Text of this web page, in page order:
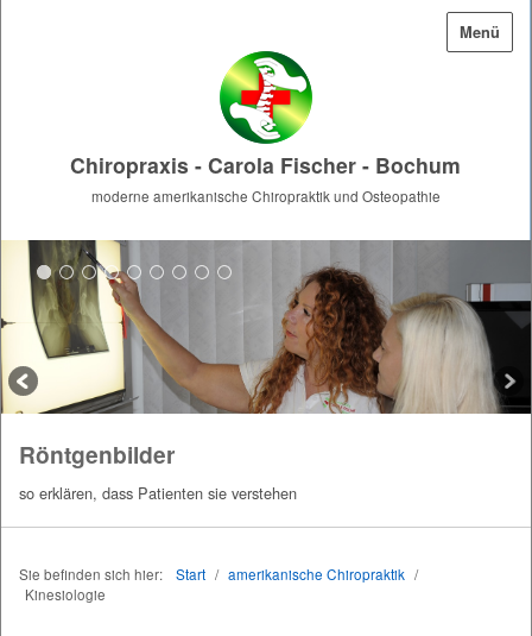
Menü
Chiropraxis - Carola Fischer - Bochum
moderne amerikanische Chiropraktik und Osteopathie
Röntgenbilder
so erklären, dass Patienten sie verstehen
Sie befinden sich hier: Start / amerikanische Chiropraktik /
Kinesiologie